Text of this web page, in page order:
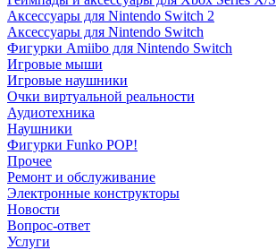
Аксессуары для Nintendo Switch 2
Аксессуары для Nintendo Switch
Фигурки Amiibo для Nintendo Switch
Игровые мыши
Игровые наушники
Очки виртуальной реальности
Аудиотехника
Наушники
Фигурки Funko POP!
Прочее
Ремонт и обслуживание
Электронные конструкторы
Новости
Вопрос-ответ
Услуги